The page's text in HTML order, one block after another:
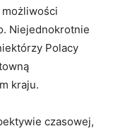
możliwości
Niejednokrotnie
Polacy
kraju.
czasowej,